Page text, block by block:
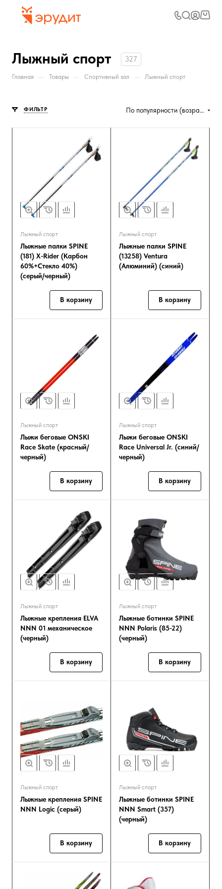
Лыжный спорт 327
Главная — Товары — Спортивный зал — Лыжный спорт
ФИЛЬТР По популярности (возрастание)
Лыжный спорт
Лыжные палки SPINE
(181) X-Rider (Карбон
60%+Стекло 40%)
(серый/черный)
В корзину
Лыжный спорт
Лыжные палки SPINE
(13258) Ventura
(Алюминий) (синий)
В корзину
Лыжный спорт
Лыжи беговые ONSKI
Race Skate (красный/
черный)
В корзину
Лыжный спорт
Лыжи беговые ONSKI
Race Universal Jr. (синий/
черный)
В корзину
Лыжный спорт
Лыжные крепления ELVA
NNN 01 механическое
(черный)
В корзину
Лыжный спорт
Лыжные ботинки SPINE
NNN Polaris (85-22)
(черный)
В корзину
Лыжный спорт
Лыжные крепления SPINE
NNN Logic (серый)
В корзину
Лыжный спорт
Лыжные ботинки SPINE
NNN Smart (357)
(черный)
В корзину